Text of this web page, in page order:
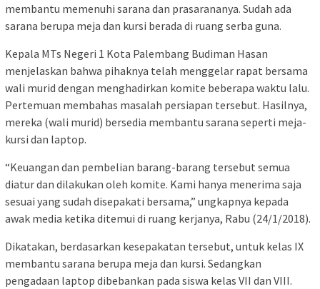
membantu memenuhi sarana dan prasarananya. Sudah ada
sarana berupa meja dan kursi berada di ruang serba guna.
Kepala MTs Negeri 1 Kota Palembang Budiman Hasan
menjelaskan bahwa pihaknya telah menggelar rapat bersama
wali murid dengan menghadirkan komite beberapa waktu lalu.
Pertemuan membahas masalah persiapan tersebut. Hasilnya,
mereka (wali murid) bersedia membantu sarana seperti meja-
kursi dan laptop.
“Keuangan dan pembelian barang-barang tersebut semua
diatur dan dilakukan oleh komite. Kami hanya menerima saja
sesuai yang sudah disepakati bersama,” ungkapnya kepada
awak media ketika ditemui di ruang kerjanya, Rabu (24/1/2018).
Dikatakan, berdasarkan kesepakatan tersebut, untuk kelas IX
membantu sarana berupa meja dan kursi. Sedangkan
pengadaan laptop dibebankan pada siswa kelas VII dan VIII.